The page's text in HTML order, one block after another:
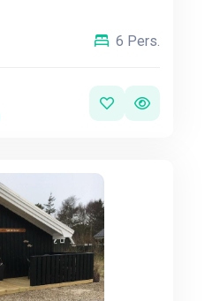
6 Pers.